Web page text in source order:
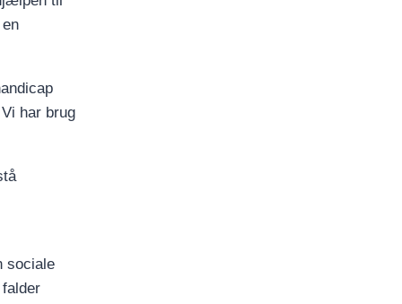
har brug
sociale